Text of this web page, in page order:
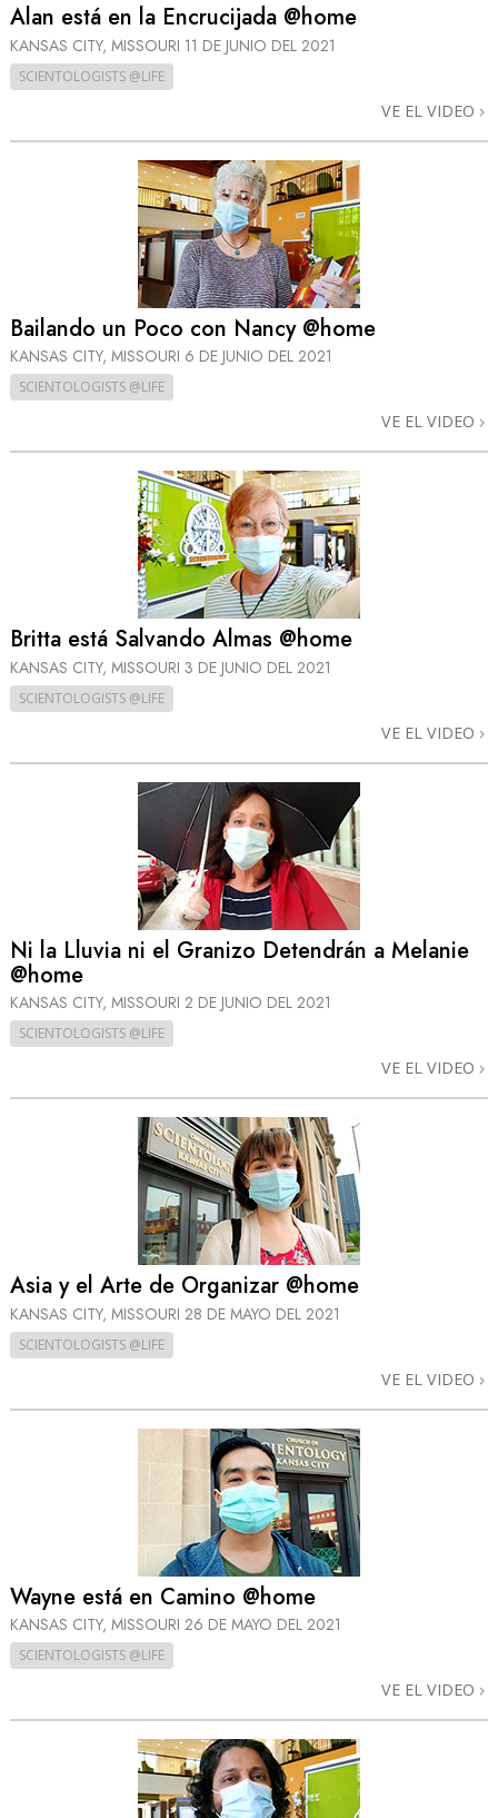
Alan está en la Encrucijada @home
KANSAS CITY, MISSOURI 11 DE JUNIO DEL 2021
SCIENTOLOGISTS @LIFE
VE EL VIDEO
Bailando un Poco con Nancy @home
KANSAS CITY, MISSOURI 6 DE JUNIO DEL 2021
SCIENTOLOGISTS @LIFE
VE EL VIDEO
Britta está Salvando Almas @home
KANSAS CITY, MISSOURI 3 DE JUNIO DEL 2021
SCIENTOLOGISTS @LIFE
VE EL VIDEO
Ni la Lluvia ni el Granizo Detendrán a Melanie
@home
KANSAS CITY, MISSOURI 2 DE JUNIO DEL 2021
SCIENTOLOGISTS @LIFE
VE EL VIDEO
Asia y el Arte de Organizar @home
KANSAS CITY, MISSOURI 28 DE MAYO DEL 2021
SCIENTOLOGISTS @LIFE
VE EL VIDEO
Wayne está en Camino @home
KANSAS CITY, MISSOURI 26 DE MAYO DEL 2021
SCIENTOLOGISTS @LIFE
VE EL VIDEO